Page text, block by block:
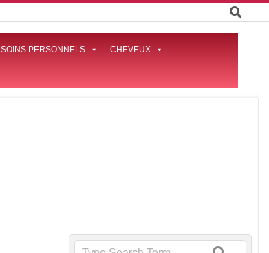
SOINS PERSONNELS CHEVEUX
Search